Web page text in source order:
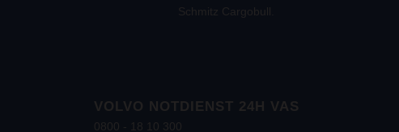
Schmitz Cargobull.
VOLVO NOTDIENST 24H VAS
0800 - 18 10 300